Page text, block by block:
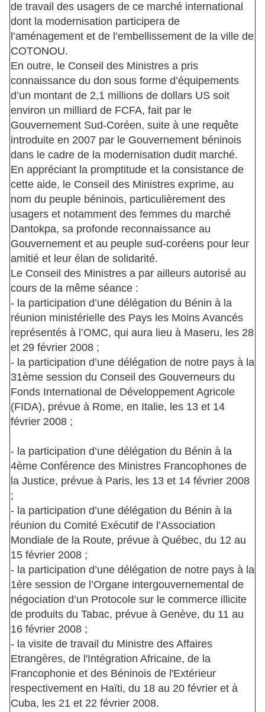
de travail des usagers de ce marché international
dont la modernisation participera de
l’aménagement et de l’embellissement de la ville de
COTONOU.
En outre, le Conseil des Ministres a pris
connaissance du don sous forme d’équipements
d’un montant de 2,1 millions de dollars US soit
environ un milliard de FCFA, fait par le
Gouvernement Sud-Coréen, suite à une requête
introduite en 2007 par le Gouvernement béninois
dans le cadre de la modernisation dudit marché.
En appréciant la promptitude et la consistance de
cette aide, le Conseil des Ministres exprime, au
nom du peuple béninois, particulièrement des
usagers et notamment des femmes du marché
Dantokpa, sa profonde reconnaissance au
Gouvernement et au peuple sud-coréens pour leur
amitié et leur élan de solidarité.
Le Conseil des Ministres a par ailleurs autorisé au
cours de la même séance :
- la participation d’une délégation du Bénin à la
réunion ministérielle des Pays les Moins Avancés
représentés à l’OMC, qui aura lieu à Maseru, les 28
et 29 février 2008 ;
- la participation d’une délégation de notre pays à la
31ème session du Conseil des Gouverneurs du
Fonds International de Développement Agricole
(FIDA), prévue à Rome, en Italie, les 13 et 14
février 2008 ;
- la participation d’une délégation du Bénin à la
4ème Conférence des Ministres Francophones de
la Justice, prévue à Paris, les 13 et 14 février 2008
;
- la participation d’une délégation du Bénin à la
réunion du Comité Exécutif de l’Association
Mondiale de la Route, prévue à Québec, du 12 au
15 février 2008 ;
- la participation d’une délégation de notre pays à la
1ère session de l’Organe intergouvernemental de
négociation d’un Protocole sur le commerce illicite
de produits du Tabac, prévue à Genève, du 11 au
16 février 2008 ;
- la visite de travail du Ministre des Affaires
Etrangères, de l'Intégration Africaine, de la
Francophonie et des Béninois de l'Extérieur
respectivement en Haïti, du 18 au 20 février et à
Cuba, les 21 et 22 février 2008.